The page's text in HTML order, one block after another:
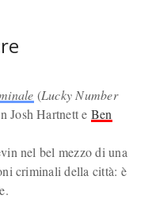
(Lucky Number
Josh Hartnett e Ben
nel bel mezzo di una
criminali della città: è